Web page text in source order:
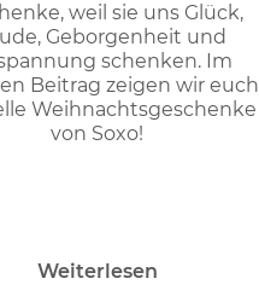
weil sie uns Glück,
Geborgenheit und
schenken. Im
Beitrag zeigen wir euch
Weihnachtsgeschenke
von Soxo!
Weiterlesen